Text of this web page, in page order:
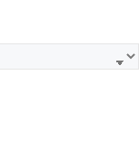
benutze die